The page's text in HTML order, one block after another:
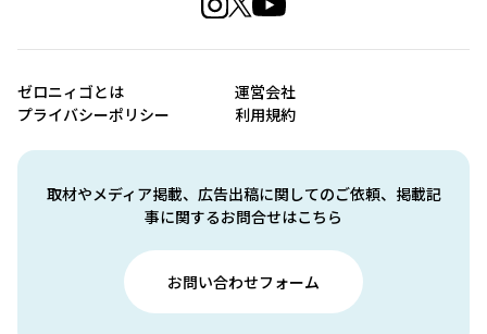
取材やメディア掲載、広告出稿に関してのご依頼、掲載記
事に関するお問合せはこちら
お問い合わせフォーム
ゼロニィゴとは
運営会社
プライバシーポリシー
利用規約